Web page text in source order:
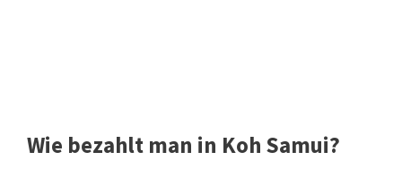
Wie bezahlt man in Koh Samui?